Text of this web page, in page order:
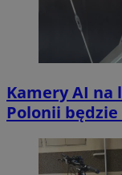
Kamery AI na
Polonii